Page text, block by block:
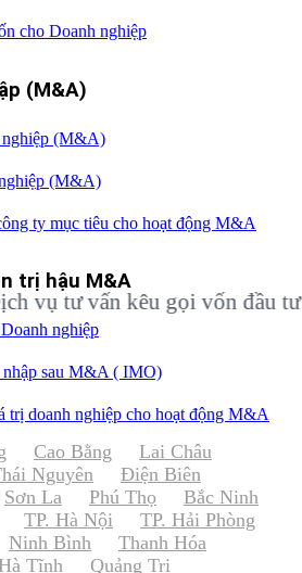
cho Doanh nghiệp
(M&A)
nghiệp (M&A)
(M&A)
ty mục tiêu cho hoạt động M&A
trị hậu M&A
nghiệp
sau M&A ( IMO)
trị doanh nghiệp cho hoạt động M&A
vấn kêu gọi vốn đầu tư cho
Cao Bằng
Lai Châu
Nguyên
Điện Biên
Sơn La Phú Thọ
Bắc Ninh
TP. Hà Nội
TP. Hải Phòng
Ninh Bình
Thanh Hóa
Tĩnh Quảng Trị